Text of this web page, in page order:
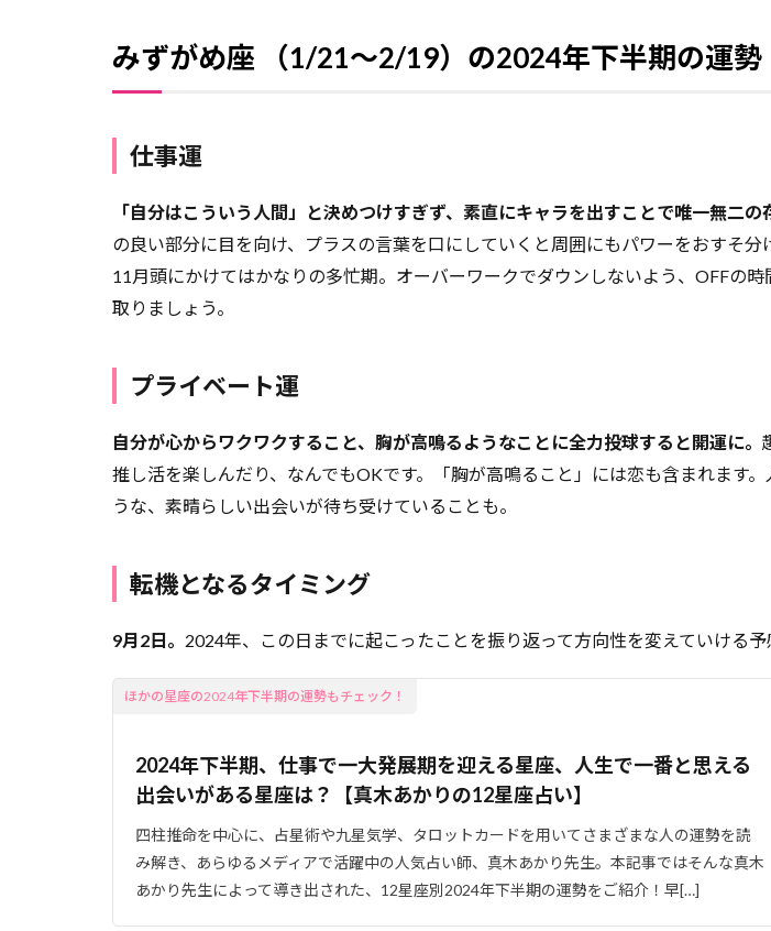
2/19）の
仕事
運
1.2
プラ
運
転機
とな
るタ
みずがめ座 （1/21〜2/19）の2024年下半期の運勢
仕事運
「自分はこういう人間」と決めつけすぎず、素直にキャラを出すことで唯一無二の
の良い部分に目を向け、プラスの言葉を口にしていくと周囲にもパワーをおすそ分
11月頭にかけてはかなりの多忙期。オーバーワークでダウンしないよう、OFFの時
取りましょう。
プライベート運
自分が心からワクワクすること、胸が高鳴るようなことに全力投球すると開運に。
推し活を楽しんだり、なんでもOKです。「胸が高鳴ること」には恋も含まれます
うな、素晴らしい出会いが待ち受けていることも。
転機となるタイミング
9月2日。 2024年、この日までに起こったことを振り返って方向性を変えていける予
ほかの星座の2024年下半期の運勢もチェック！
2024年下半期、仕事で一大発展期を迎える星座、人生で一番と思える
出会いがある星座は？【真木あかりの12星座占い】
四柱推命を中心に、占星術や九星気学、タロットカードを用いてさまざまな人の運勢を読
み解き、あらゆるメディアで活躍中の人気占い師、真木あかり先生。本記事ではそんな真木
あかり先生によって導き出された、12星座別2024年下半期の運勢をご紹介！早[…]